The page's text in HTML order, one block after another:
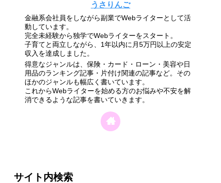
うさりんご
金融系会社員をしながら副業でWebライターとして活
動しています。
完全未経験から独学でWebライターをスタート。
子育てと両立しながら、1年以内に月5万円以上の安定
収入を達成しました。
得意なジャンルは、保険・カード・ローン・美容や日
用品のランキング記事・片付け関連の記事など。その
ほかのジャンルも幅広く書いています。
これからWebライターを始める方のお悩みや不安を解
消できるような記事を書いていきます。
サイト内検索